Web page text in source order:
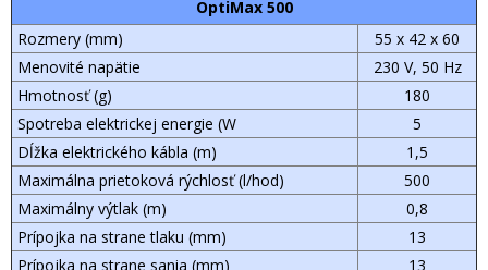
OptiMax 500
Rozmery (mm)
55 x 42 x 60
Menovité napätie
230 V, 50 Hz
Hmotnosť (g)
180
Spotreba elektrickej energie (W
5
Dĺžka elektrického kábla (m)
1,5
Maximálna prietoková rýchlosť (l/hod)
500
Maximálny výtlak (m)
0,8
Prípojka na strane tlaku (mm)
13
Prípojka na strane sania (mm)
13